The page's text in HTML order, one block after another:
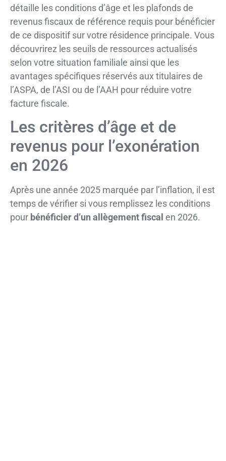
détaille les conditions d’âge et les plafonds de
revenus fiscaux de référence requis pour bénéficier
de ce dispositif sur votre résidence principale. Vous
découvrirez les seuils de ressources actualisés
selon votre situation familiale ainsi que les
avantages spécifiques réservés aux titulaires de
l’ASPA, de l’ASI ou de l’AAH pour réduire votre
facture fiscale.
Les critères d’âge et de
revenus pour l’exonération
en 2026
Après une année 2025 marquée par l’inflation, il est
temps de vérifier si vous remplissez les conditions
pour bénéficier d’un allègement fiscal en 2026.